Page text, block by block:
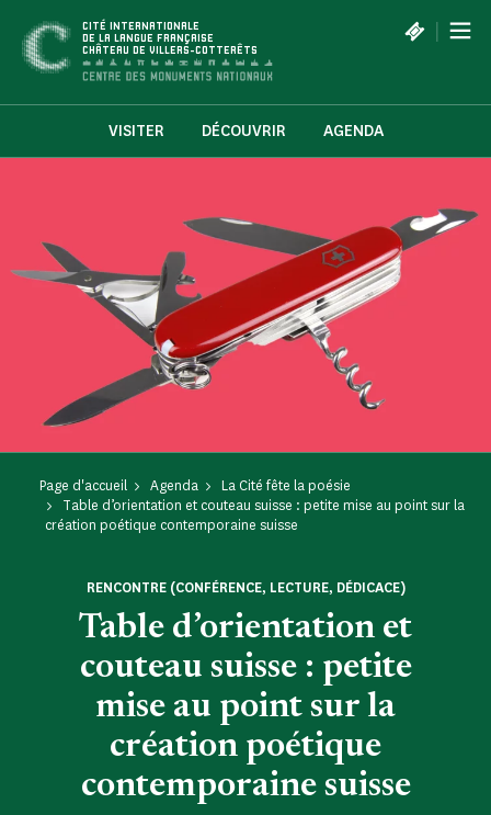
CITÉ INTERNATIONALE
DE LA LANGUE FRANÇAISE
CHÂTEAU DE VILLERS-COTTERÊTS
|
VISITER DÉCOUVRIR AGENDA
Page d'accueil Agenda
La Cité fête la poésie
Table d’orientation et couteau suisse : petite mise au point sur la
création poétique contemporaine suisse
Table d’orientation et
couteau suisse : petite
mise au point sur la
création poétique
contemporaine suisse
RENCONTRE (CONFÉRENCE, LECTURE, DÉDICACE)